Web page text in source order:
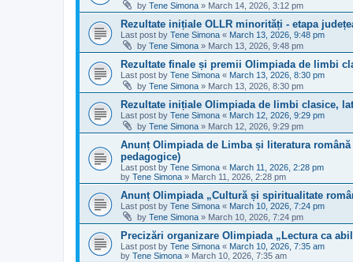
by Tene Simona » March 14, 2026, 3:12 pm
Rezultate inițiale OLLR minorități - etapa
Last post by Tene Simona « March 13, 2026, 9:48 pm
by Tene Simona » March 13, 2026, 9:48 pm
Rezultate finale și premii Olimpiada de limbi
Last post by Tene Simona « March 13, 2026, 8:30 pm
by Tene Simona » March 13, 2026, 8:30 pm
Rezultate inițiale Olimpiada de limbi clasice,
Last post by Tene Simona « March 12, 2026, 9:29 pm
by Tene Simona » March 12, 2026, 9:29 pm
Anunț Olimpiada de Limba și literatura
pedagogice)
Last post by Tene Simona « March 11, 2026, 2:28 pm
by Tene Simona » March 11, 2026, 2:28 pm
Anunț Olimpiada „Cultură și spiritualitate
Last post by Tene Simona « March 10, 2026, 7:24 pm
by Tene Simona » March 10, 2026, 7:24 pm
Precizări organizare Olimpiada „Lectura ca
Last post by Tene Simona « March 10, 2026, 7:35 am
by Tene Simona » March 10, 2026, 7:35 am